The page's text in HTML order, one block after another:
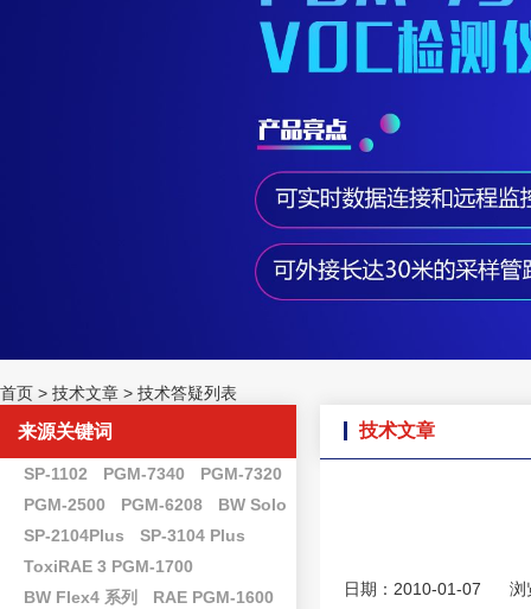
首页 > 技术文章 > 技术答疑列表
来源关键词
SP-1102 PGM-7340
PGM-7320
PGM-2500
PGM-6208
BW Solo
SP-2104Plus
SP-3104 Plus
ToxiRAE 3 PGM-1700
BW Flex4 系列
RAE PGM-1600
技术文章
日期：2010-01-07 浏